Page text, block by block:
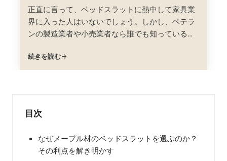
正直に言って、ベッドスラットに熱中して家具業
界に入った人はいないでしょう。しかし、ベテラ
ンの製造業者や小売業者なら誰でも知っているよ
丈なベッドフレーム！）に重要な役割を果たして
います。また、大量に購入する場合は、ベッドス
続きを読む
目次
なぜメープル材のベッドスラットを選ぶのか？
その利点を解き明かす